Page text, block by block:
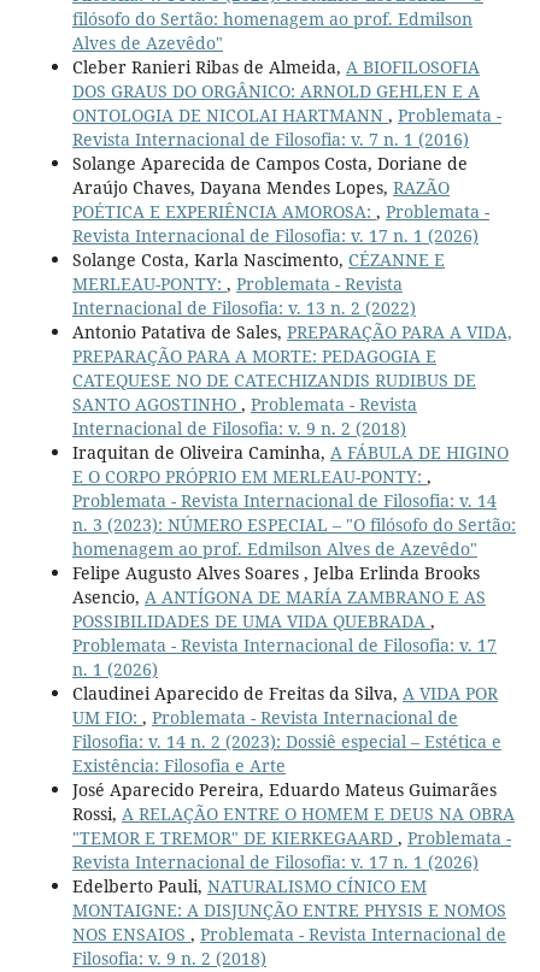
filósofo do Sertão: homenagem ao prof. Edmilson
Alves de Azevêdo"
Cleber Ranieri Ribas de Almeida, A BIOFILOSOFIA
DOS GRAUS DO ORGÂNICO: ARNOLD GEHLEN E A
ONTOLOGIA DE NICOLAI HARTMANN , Problemata -
Revista Internacional de Filosofia: v. 7 n. 1 (2016)
Solange Aparecida de Campos Costa, Doriane de
Araújo Chaves, Dayana Mendes Lopes, RAZÃO
POÉTICA E EXPERIÊNCIA AMOROSA: , Problemata -
Revista Internacional de Filosofia: v. 17 n. 1 (2026)
Solange Costa, Karla Nascimento, CÉZANNE E
MERLEAU-PONTY: , Problemata - Revista
Internacional de Filosofia: v. 13 n. 2 (2022)
Antonio Patativa de Sales, PREPARAÇÃO PARA A VIDA,
PREPARAÇÃO PARA A MORTE: PEDAGOGIA E
CATEQUESE NO DE CATECHIZANDIS RUDIBUS DE
SANTO AGOSTINHO , Problemata - Revista
Internacional de Filosofia: v. 9 n. 2 (2018)
Iraquitan de Oliveira Caminha, A FÁBULA DE HIGINO
E O CORPO PRÓPRIO EM MERLEAU-PONTY: ,
Problemata - Revista Internacional de Filosofia: v. 14
n. 3 (2023): NÚMERO ESPECIAL – "O filósofo do Sertão:
homenagem ao prof. Edmilson Alves de Azevêdo"
Felipe Augusto Alves Soares , Jelba Erlinda Brooks
Asencio, A ANTÍGONA DE MARÍA ZAMBRANO E AS
POSSIBILIDADES DE UMA VIDA QUEBRADA ,
Problemata - Revista Internacional de Filosofia: v. 17
n. 1 (2026)
Claudinei Aparecido de Freitas da Silva, A VIDA POR
UM FIO: , Problemata - Revista Internacional de
Filosofia: v. 14 n. 2 (2023): Dossiê especial – Estética e
Existência: Filosofia e Arte
José Aparecido Pereira, Eduardo Mateus Guimarães
Rossi, A RELAÇÃO ENTRE O HOMEM E DEUS NA OBRA
"TEMOR E TREMOR" DE KIERKEGAARD , Problemata -
Revista Internacional de Filosofia: v. 17 n. 1 (2026)
Edelberto Pauli, NATURALISMO CÍNICO EM
MONTAIGNE: A DISJUNÇÃO ENTRE PHYSIS E NOMOS
NOS ENSAIOS , Problemata - Revista Internacional de
Filosofia: v. 9 n. 2 (2018)